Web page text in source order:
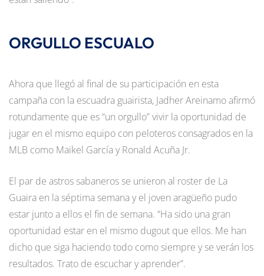
ORGULLO ESCUALO
Ahora que llegó al final de su participación en esta
campaña con la escuadra guairista, Jadher Areinamo afirmó
rotundamente que es “un orgullo” vivir la oportunidad de
jugar en el mismo equipo con peloteros consagrados en la
MLB como Maikel García y Ronald Acuña Jr.
El par de astros sabaneros se unieron al roster de La
Guaira en la séptima semana y el joven aragüeño pudo
estar junto a ellos el fin de semana. “Ha sido una gran
oportunidad estar en el mismo dugout que ellos. Me han
dicho que siga haciendo todo como siempre y se verán los
resultados. Trato de escuchar y aprender”.